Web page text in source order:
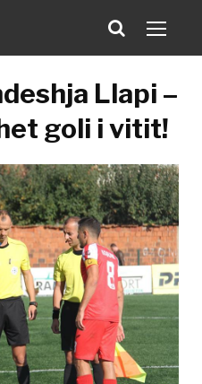
Llapi –
goli i vitit!